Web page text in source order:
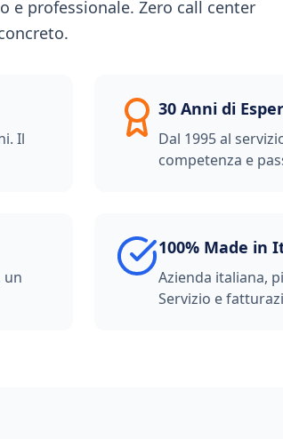
e professionale. Zero call center
Il
30 Anni di
Dal 1995 al
competenza e
un
100% Made in
Azienda italiana,
Servizio e